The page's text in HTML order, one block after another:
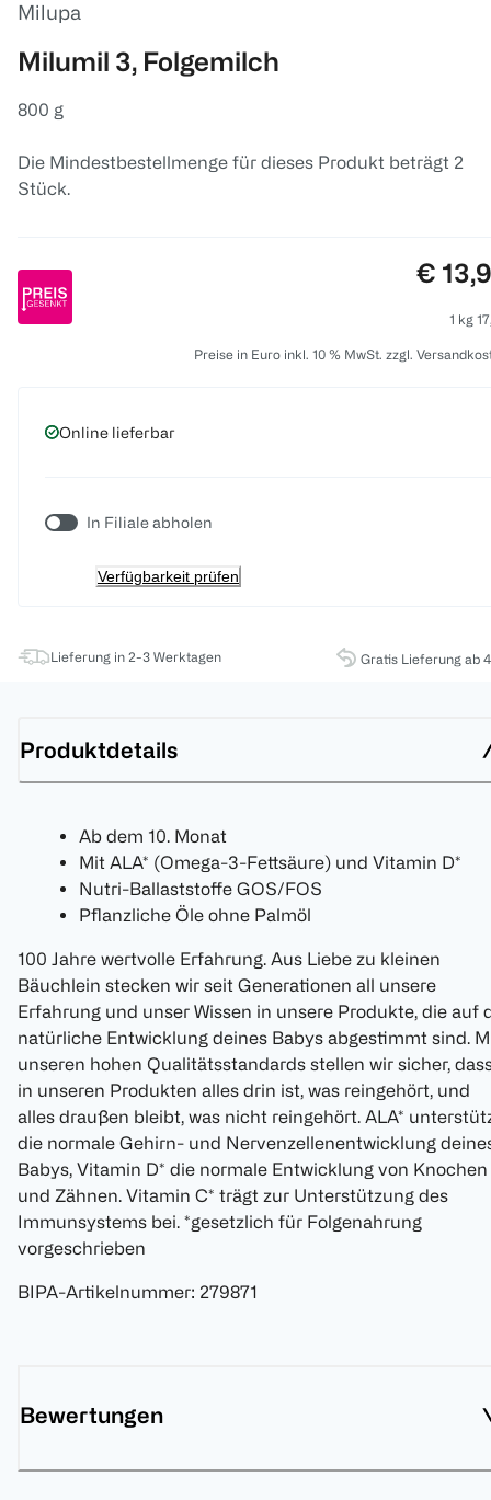
Milupa
Milumil 3, Folgemilch
800 g
Die Mindestbestellmenge für dieses Produkt beträgt 2
Stück.
Preis:
€
1 kg
Preise in Euro inkl. 10 % MwSt. zzgl.
Online lieferbar
In Filiale abholen
Verfügbarkeit prüfen
Lieferung in 2-3 Werktagen Gratis Lieferung ab
Produktdetails
Ab dem 10. Monat
Mit ALA* (Omega-3-Fettsäure) und Vitamin D*
Nutri-Ballaststoffe GOS/FOS
Pflanzliche Öle ohne Palmöl
100 Jahre wertvolle Erfahrung. Aus Liebe zu kleinen
Bäuchlein stecken wir seit Generationen all unsere
Erfahrung und unser Wissen in unsere Produkte, die auf
natürliche Entwicklung deines Babys abgestimmt sind.
unseren hohen Qualitätsstandards stellen wir sicher,
in unseren Produkten alles drin ist, was reingehört, und
alles draußen bleibt, was nicht reingehört. ALA*
die normale Gehirn- und Nervenzellenentwicklung
Babys, Vitamin D* die normale Entwicklung von Knochen
und Zähnen. Vitamin C* trägt zur Unterstützung des
Immunsystems bei. *gesetzlich für Folgenahrung
vorgeschrieben
BIPA-Artikelnummer: 279871
Bewertungen